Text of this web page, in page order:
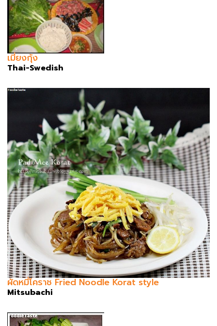
เมี่ยงกุ้ง
Thai-Swedish
ผัดหมี่โคราช Fried Noodle Korat style
Mitsubachi